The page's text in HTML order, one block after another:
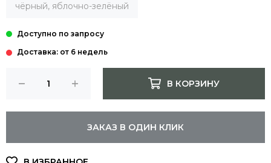
чёрный, яблочно-зелёный
Доставка: от 6 недель
В КОРЗИНУ
ЗАКАЗ В ОДИН КЛИК